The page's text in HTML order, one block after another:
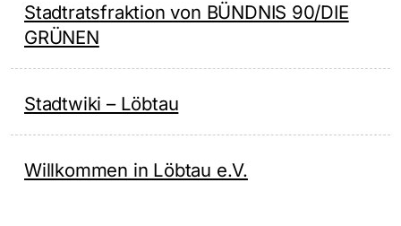
Stadtratsfraktion von BÜNDNIS 90/DIE
GRÜNEN
Stadtwiki – Löbtau
Willkommen in Löbtau e.V.